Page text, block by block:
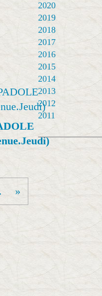
2020
2019
2018
2017
2016
2015
2014
2013
2012
2011